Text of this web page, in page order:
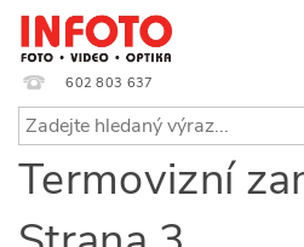
602 803 637
Termovizní